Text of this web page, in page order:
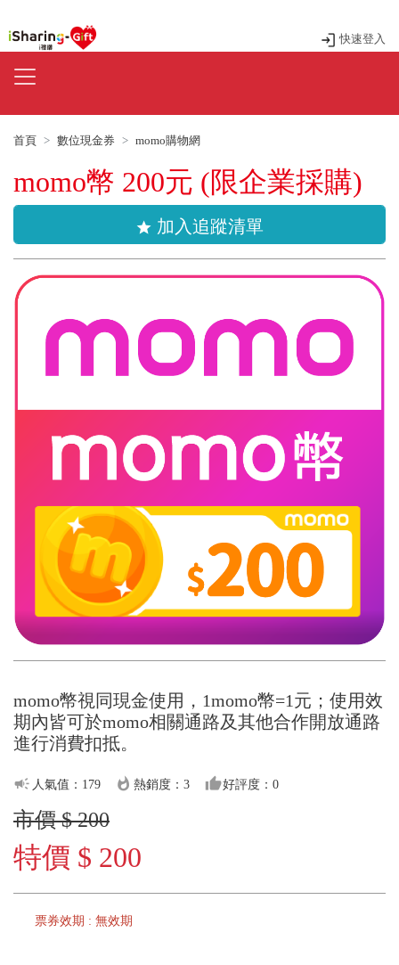
快速登入
首頁 數位現金券 momo購物網
momo幣 200元 (限企業採購)
star 加入追蹤清單
momo幣視同現金使用，1momo幣=1元；使用效
期內皆可於momo相關通路及其他合作開放通路
進行消費扣抵。
campaign 人氣值：179 whatshot 熱銷度：3 thumb_up好評度：0
市價 $ 200
特價 $ 200
票券效期 : 無效期